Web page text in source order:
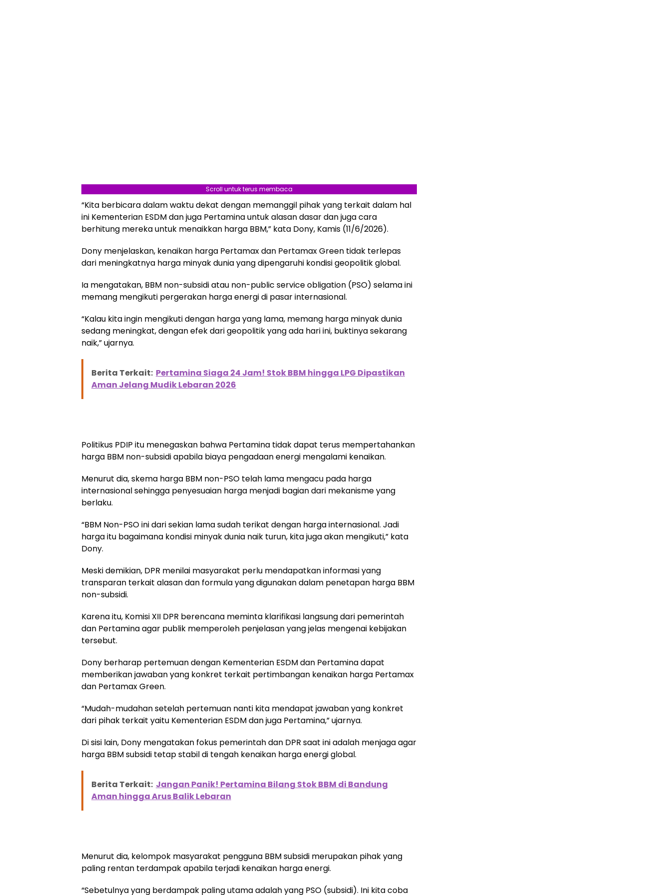
Scroll untuk terus membaca
“Kita berbicara dalam waktu dekat dengan memanggil pihak yang terkait dalam hal
ini Kementerian ESDM dan juga Pertamina untuk alasan dasar dan juga cara
berhitung mereka untuk menaikkan harga BBM,” kata Dony, Kamis (11/6/2026).
Dony menjelaskan, kenaikan harga Pertamax dan Pertamax Green tidak terlepas
dari meningkatnya harga minyak dunia yang dipengaruhi kondisi geopolitik global.
Ia mengatakan, BBM non-subsidi atau non-public service obligation (PSO) selama ini
memang mengikuti pergerakan harga energi di pasar internasional.
“Kalau kita ingin mengikuti dengan harga yang lama, memang harga minyak dunia
sedang meningkat, dengan efek dari geopolitik yang ada hari ini, buktinya sekarang
naik,” ujarnya.
Berita Terkait: Pertamina Siaga 24 Jam! Stok BBM hingga LPG Dipastikan
Aman Jelang Mudik Lebaran 2026
Politikus PDIP itu menegaskan bahwa Pertamina tidak dapat terus mempertahankan
harga BBM non-subsidi apabila biaya pengadaan energi mengalami kenaikan.
Menurut dia, skema harga BBM non-PSO telah lama mengacu pada harga
internasional sehingga penyesuaian harga menjadi bagian dari mekanisme yang
berlaku.
“BBM Non-PSO ini dari sekian lama sudah terikat dengan harga internasional. Jadi
harga itu bagaimana kondisi minyak dunia naik turun, kita juga akan mengikuti,” kata
Dony.
Meski demikian, DPR menilai masyarakat perlu mendapatkan informasi yang
transparan terkait alasan dan formula yang digunakan dalam penetapan harga BBM
non-subsidi.
Karena itu, Komisi XII DPR berencana meminta klarifikasi langsung dari pemerintah
dan Pertamina agar publik memperoleh penjelasan yang jelas mengenai kebijakan
tersebut.
Dony berharap pertemuan dengan Kementerian ESDM dan Pertamina dapat
memberikan jawaban yang konkret terkait pertimbangan kenaikan harga Pertamax
dan Pertamax Green.
“Mudah-mudahan setelah pertemuan nanti kita mendapat jawaban yang konkret
dari pihak terkait yaitu Kementerian ESDM dan juga Pertamina,” ujarnya.
Di sisi lain, Dony mengatakan fokus pemerintah dan DPR saat ini adalah menjaga agar
harga BBM subsidi tetap stabil di tengah kenaikan harga energi global.
Berita Terkait: Jangan Panik! Pertamina Bilang Stok BBM di Bandung
Aman hingga Arus Balik Lebaran
Menurut dia, kelompok masyarakat pengguna BBM subsidi merupakan pihak yang
paling rentan terdampak apabila terjadi kenaikan harga energi.
“Sebetulnya yang berdampak paling utama adalah yang PSO (subsidi). Ini kita coba